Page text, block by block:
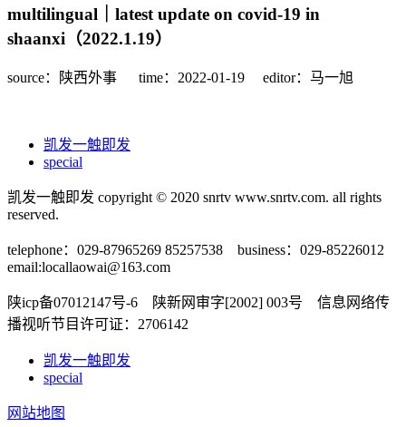
multilingual｜latest update on covid-19 in
shaanxi（2022.1.19）
source：陕西外事 time：2022-01-19 editor：马一旭
凯发一触即发
special
凯发一触即发 copyright © 2020 snrtv www.snrtv.com. all rights
reserved.
telephone：029-87965269 85257538 business：029-85226012
email:locallaowai@163.com
陕icp备07012147号-6 陕新网审字[2002] 003号 信息网络传
播视听节目许可证：2706142
凯发一触即发
special
网站地图